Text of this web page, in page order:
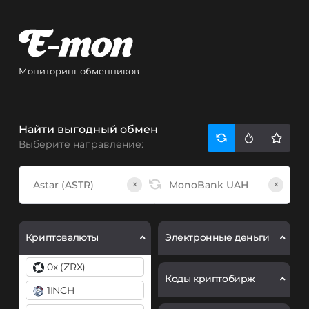
Мониторинг обменников
Найти выгодный обмен
Выберите направление:
× ×
Криптовалюты
0x (ZRX)
1INCH
Электронные деньги
Коды криптобирж